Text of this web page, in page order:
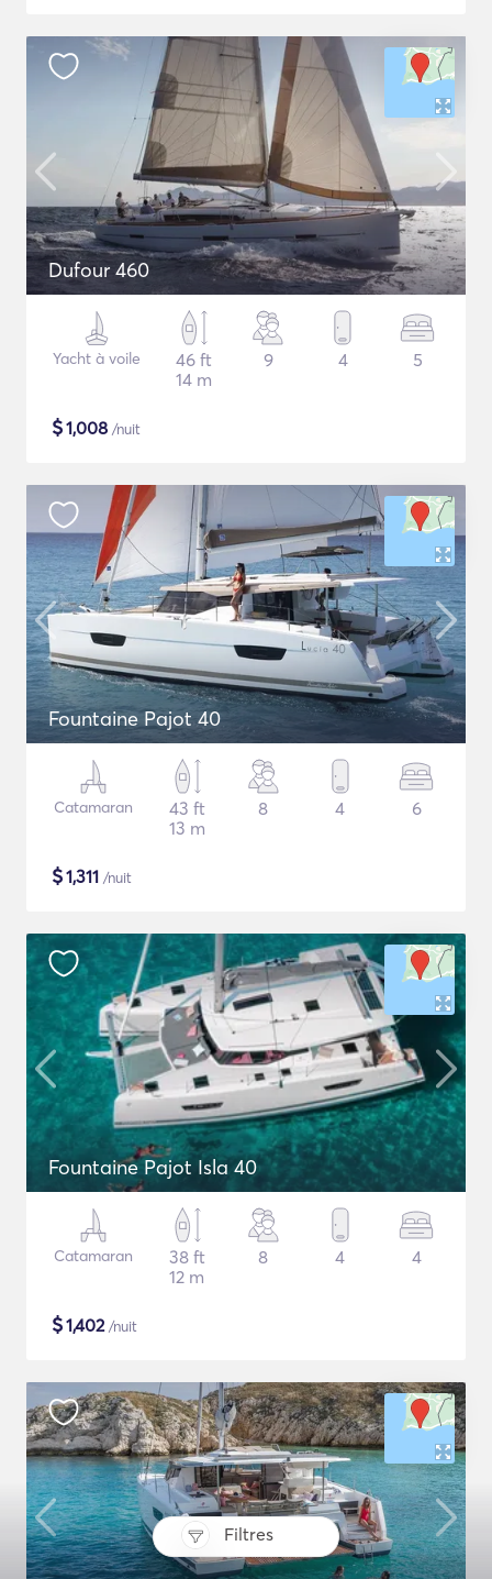
Filtres
Dufour 460
Yacht à voile
46 ft
14 m
9 4 5
$1,008 /nuit
Fountaine Pajot 40
Catamaran
43 ft
13 m
8 4 6
$1,311 /nuit
Fountaine Pajot Isla 40
Catamaran
38 ft
12 m
8 4 4
$1,402/nuit